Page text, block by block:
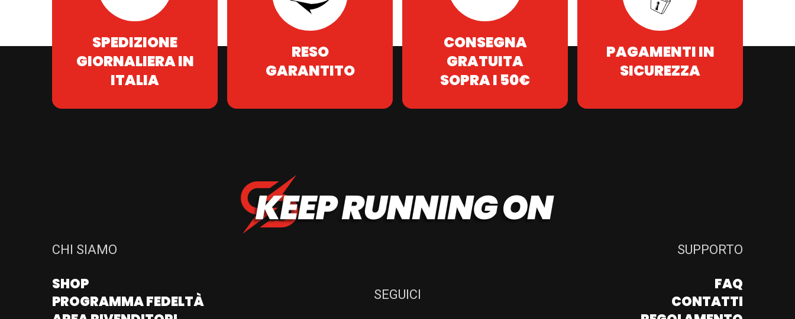
SPEDIZIONE
GIORNALIERA IN
ITALIA
RESO
GARANTITO
CONSEGNA
GRATUITA
SOPRA I 50€
PAGAMENTI IN
SICUREZZA
CHI SIAMO
SHOP
PROGRAMMA FEDELTÀ
SEGUICI
SUPPORTO
FAQ
CONTATTI